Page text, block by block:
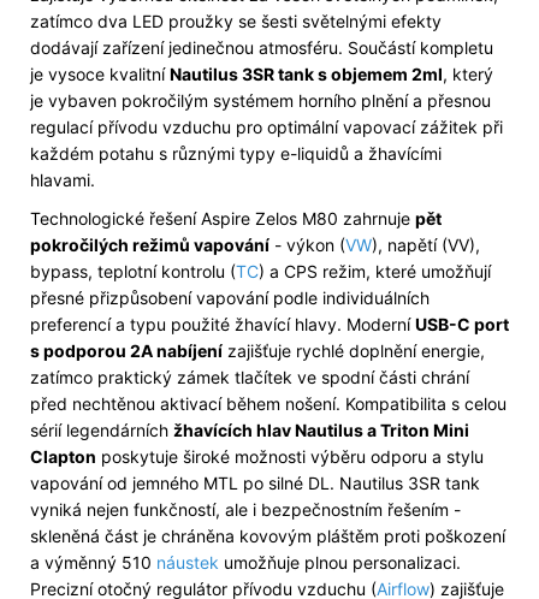
zatímco dva LED proužky se šesti světelnými efekty
dodávají zařízení jedinečnou atmosféru. Součástí kompletu
je vysoce kvalitníNautilus 3SR tank s objemem 2ml, který
je vybaven pokročilým systémem horního plnění a přesnou
regulací přívodu vzduchu pro optimální vapovací zážitek při
každém potahu s různými typy e-liquidů a žhavícími
hlavami.
Technologické řešení Aspire Zelos M80 zahrnuje pět
pokročilých režimů vapování - výkon (VW), napětí (VV),
bypass, teplotní kontrolu (TC) a CPS režim, které umožňují
přesné přizpůsobení vapování podle individuálních
preferencí a typu použité žhavící hlavy. ModerníUSB-C port
s podporou 2A nabíjení zajišťuje rychlé doplnění energie,
zatímco praktický zámek tlačítek ve spodní části chrání
před nechtěnou aktivací během nošení. Kompatibilita s celou
sérií legendárních žhavících hlav Nautilus a Triton Mini
Clapton poskytuje široké možnosti výběru odporu a stylu
vapování od jemného MTL po silné DL. Nautilus 3SR tank
vyniká nejen funkčností, ale i bezpečnostním řešením -
skleněná část je chráněna kovovým pláštěm proti poškození
a výměnný 510 náustek umožňuje plnou personalizaci.
Precizní otočný regulátor přívodu vzduchu (Airflow) zajišťuje